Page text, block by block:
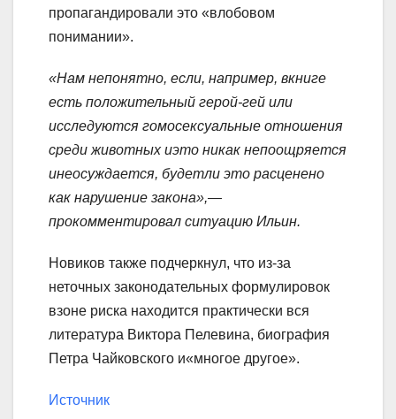
пропагандировали это «влобовом
понимании».
«Нам непонятно, если, например, вкниге
есть положительный герой-гей или
исследуются гомосексуальные отношения
среди животных иэто никак непоощряется
инеосуждается, будетли это расценено
как нарушение закона»,—
прокомментировал ситуацию Ильин.
Новиков также подчеркнул, что из-за
неточных законодательных формулировок
взоне риска находится практически вся
литература Виктора Пелевина, биография
Петра Чайковского и«многое другое».
Источник